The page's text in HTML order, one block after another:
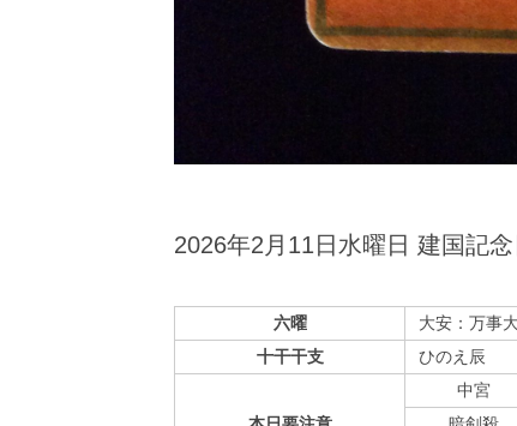
2026年2月11日水曜日 建国記念
六曜
大安：万事
十干干支
ひのえ辰
中宮